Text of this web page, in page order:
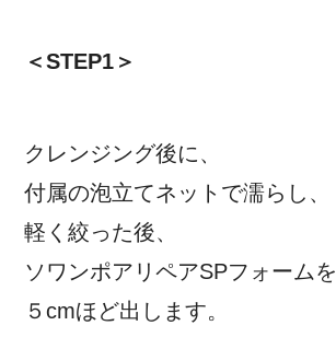
＜STEP1＞
クレンジング後に、
付属の泡立てネットで濡らし、
軽く絞った後、
ソワンポアリペアSPフォームを
５cmほど出します。